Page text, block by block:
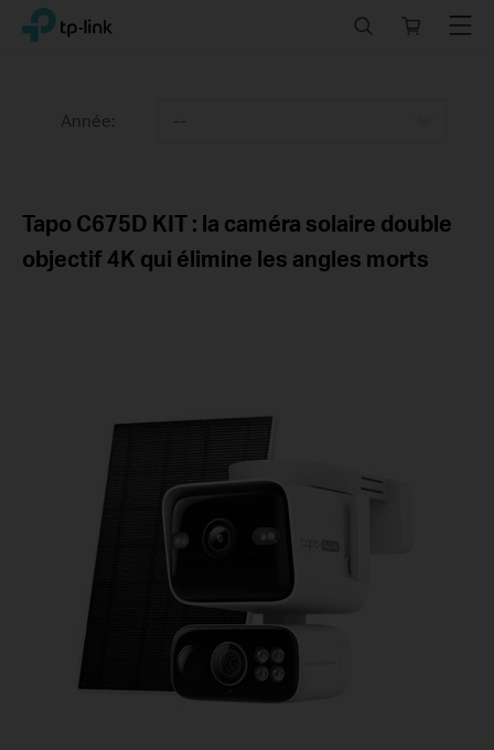
ClickTP-Link, Reliably Smart
store
Menu
Année: --
Tapo C675D KIT : la caméra solaire double
objectif 4K qui élimine les angles morts